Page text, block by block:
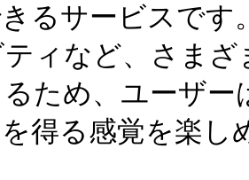
るサービスです
ィなど、さま
ため、ユーザ
を得る感覚を楽し